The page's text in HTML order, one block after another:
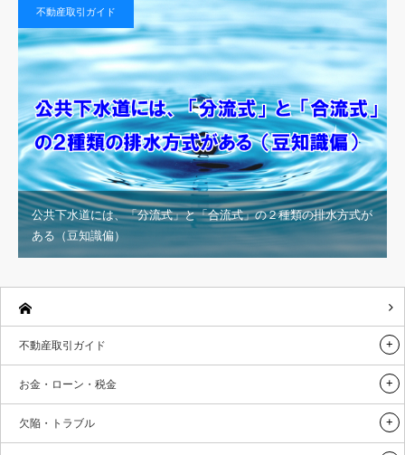
不動産取引ガイド
公共下水道には、「分流式」と「合流式」の２種類の排水方式が
ある（豆知識偏）
不動産取引ガイド
お金・ローン・税金
欠陥・トラブル